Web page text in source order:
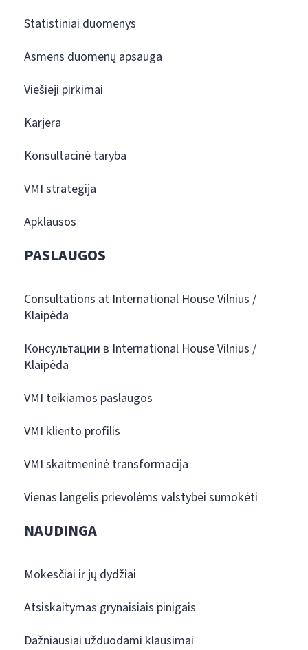
Statistiniai duomenys
Asmens duomenų apsauga
Viešieji pirkimai
Karjera
Konsultacinė taryba
VMI strategija
Apklausos
PASLAUGOS
Consultations at International House Vilnius /
Klaipėda
Консультации в International House Vilnius /
Klaipėda
VMI teikiamos paslaugos
VMI kliento profilis
VMI skaitmeninė transformacija
Vienas langelis prievolėms valstybei sumokėti
NAUDINGA
Mokesčiai ir jų dydžiai
Atsiskaitymas grynaisiais pinigais
Dažniausiai užduodami klausimai